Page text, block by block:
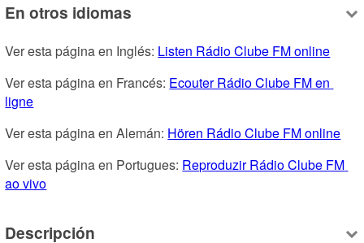
En otros idiomas
Ver esta página en Inglés: Listen Rádio Clube FM online
Ver esta página en Francés: Ecouter Rádio Clube FM en
ligne
Ver esta página en Alemán: Hören Rádio Clube FM online
Ver esta página en Portugues: Reproduzir Rádio Clube FM
ao vivo
Descripción